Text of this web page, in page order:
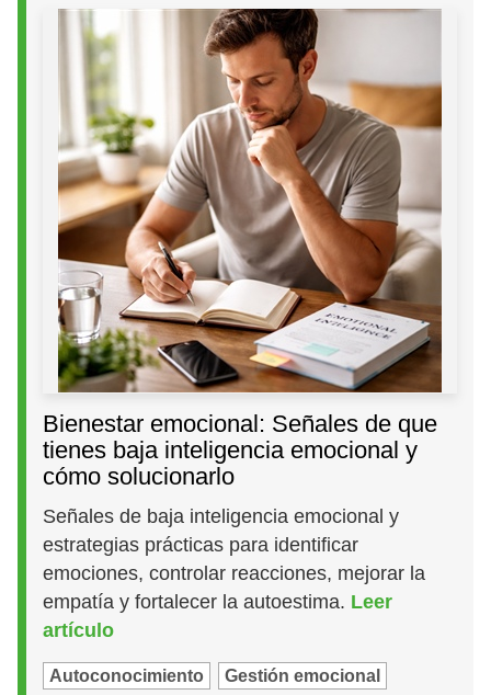
Bienestar emocional: Señales de que
tienes baja inteligencia emocional y
cómo solucionarlo
Señales de baja inteligencia emocional y
estrategias prácticas para identificar
emociones, controlar reacciones, mejorar la
empatía y fortalecer la autoestima. Leer
artículo
Autoconocimiento Gestión emocional